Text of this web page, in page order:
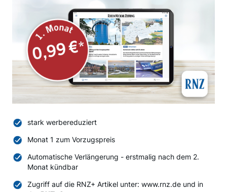
stark werbereduziert
Monat 1 zum Vorzugspreis
Automatische Verlängerung - erstmalig nach dem 2.
Monat kündbar
Zugriff auf die RNZ+ Artikel unter: www.rnz.de und in